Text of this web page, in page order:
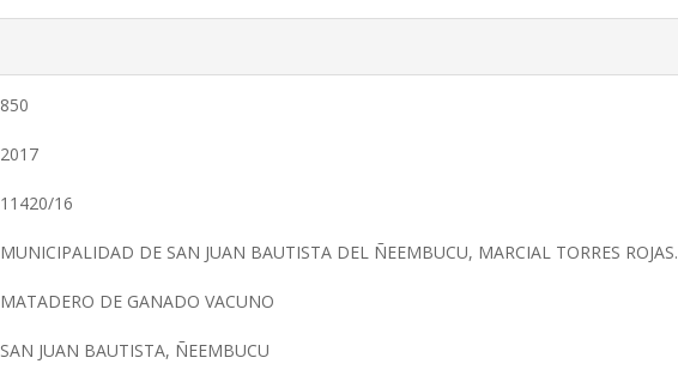
850
2017
11420/16
MUNICIPALIDAD DE SAN JUAN BAUTISTA DEL ÑEEMBUCU, MARCIAL TORRES
MATADERO DE GANADO VACUNO
SAN JUAN BAUTISTA, ÑEEMBUCU